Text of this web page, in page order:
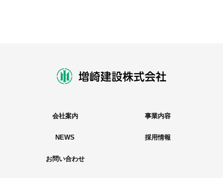
会社案内 事業内容
NEWS 採用情報
お問い合わせ